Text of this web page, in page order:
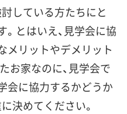
している方たちにと
。とはいえ、見学会に協
メリットやデメリット
お家なのに、見学会で
会に協力するかどうか
決めてください。